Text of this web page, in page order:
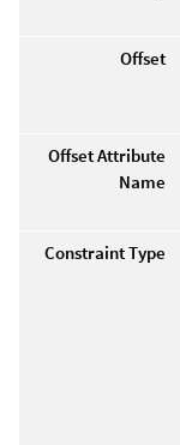
Offset
Offset Attribute
Name
Constraint Type